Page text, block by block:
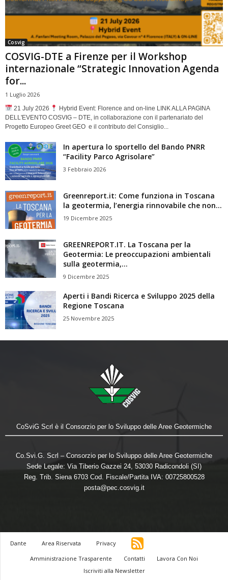
Cosvig
COSVIG-DTE a Firenze per il Workshop
internazionale “Strategic Innovation Agenda
for...
1 Luglio 2026
21 July 2026
Hybrid Event: Florence and on-line LINK ALLA PAGINA
DELL'EVENTO COSVIG – DTE, in collaborazione con il partenariato del
Progetto Europeo Greet GEO e il contributo del Consiglio...
In apertura lo sportello del Bando PNRR
“Facility Parco Agrisolare”
3 Febbraio 2026
Greenreport.it: Come funziona in Toscana
la geotermia, l’energia rinnovabile che non...
19 Dicembre 2025
GREENREPORT.IT. La Toscana per la
Geotermia: Le preoccupazioni ambientali
sulla geotermia,...
9 Dicembre 2025
Aperti i Bandi Ricerca e Sviluppo 2025 della
Regione Toscana
25 Novembre 2025
CoSviG Scrl è il Consorzio per lo Sviluppo delle Aree Geotermiche
Co.Svi.G. Scrl – Consorzio per lo Sviluppo delle Aree Geotermiche
Sede Legale: Via Tiberio Gazzei 24, 53030 Radicondoli (SI)
Reg. Trib. Siena 6703 Cod. Fiscale/Partita IVA: 00725800528
posta@pec.cosvig.it
Dante Area Riservata
Privacy
Amministrazione Trasparente
Contatti
Lavora Con Noi
Iscriviti alla Newsletter